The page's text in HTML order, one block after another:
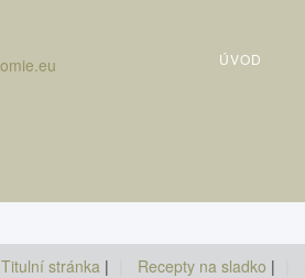
ÚVOD
Titulní stránka | Recepty na sladko |